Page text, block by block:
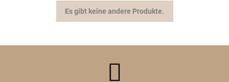
Es gibt keine andere Produkte.